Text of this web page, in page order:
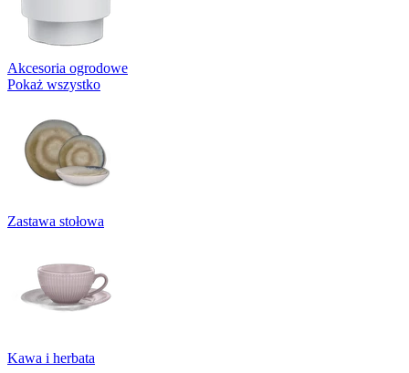
Akcesoria ogrodowe
Pokaż wszystko
Zastawa stołowa
Kawa i herbata